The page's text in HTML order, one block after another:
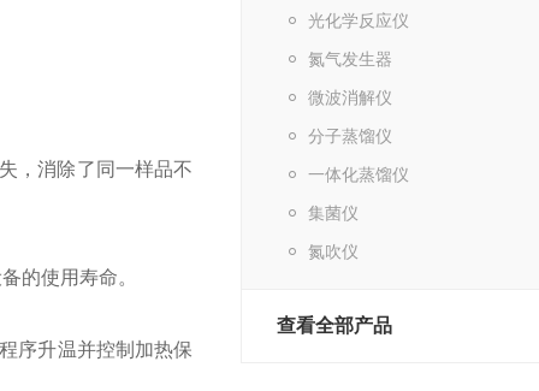
光化学反应仪
氮气发生器
微波消解仪
分子蒸馏仪
一体化蒸馏仪
集菌仪
氮吹仪
查看全部产品
，消除了同一样品不
的使用寿命。
序升温并控制加热保